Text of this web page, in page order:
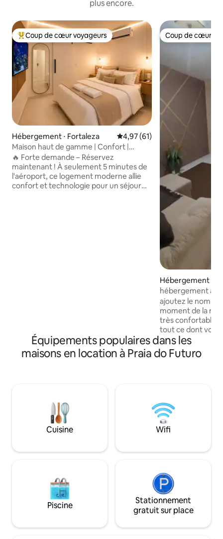
plus encore.
Coups de cœur voyageurs les plus appréciés
Coup de cœur voyageurs
Hébergement ⋅ Fortaleza Évaluation moyenne sur la
4,97 (61)
Maison haut de gamme | Confort |
Aéroport | Arrivée autonome
🔥 Forte demande – Réservez
maintenant ! À seulement 5 minutes de
l'aéroport, ce logement moderne allie
confort et technologie pour un séjour
Coup de cœur
Coup de cœur
Hébergement ⋅
hébergement à
ajoutez le
moment de la
très confortable
tout ce dont vous
logement avec
emplacement à la
rencontre de la
tranquillement en
plage de
dune avec une
Équipements populaires dans les
maisons en location à Praia do Futuro
Cuisine Wifi
Piscine
Stationnement
gratuit sur place